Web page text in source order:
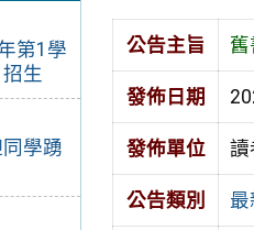
第1學
生
學踴
公告主旨 舊
發佈日期
發佈單位 讀
公告類別 最